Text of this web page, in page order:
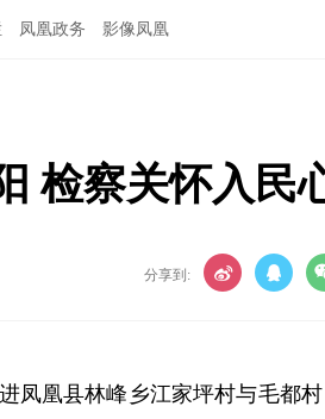
凤凰政务 影像凤凰
检察关怀入民
分享到:
凤凰县林峰乡江家坪村与毛都